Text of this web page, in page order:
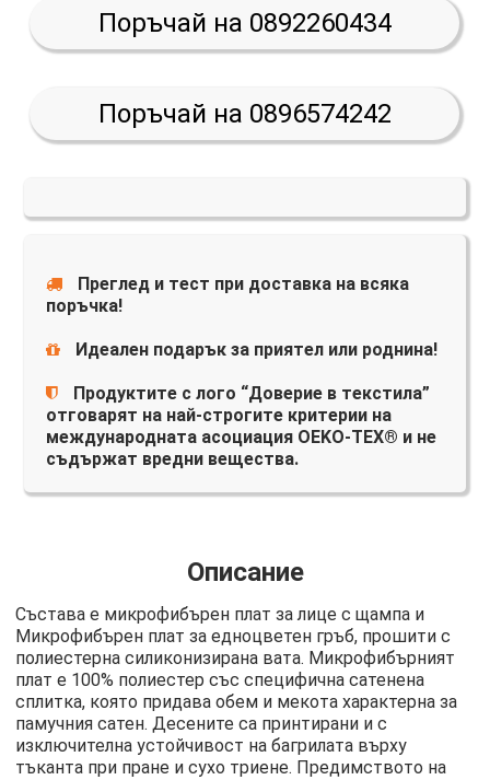
Поръчай на 0892260434
Поръчай на 0896574242
Преглед и тест при доставка на всяка
поръчка!
Идеален подарък за приятел или роднина!
Продуктите с лого “Доверие в текстила”
отговарят на най-строгите критерии на
международната асоциация OEKO-TEX® и не
съдържат вредни вещества.
Описание
Състава е микрофибърен плат за лице с щампа и
Микрофибърен плат за едноцветен гръб, прошити с
полиестерна силиконизирана вата. Микрофибърният
плат е 100% полиестер със специфична сатенена
сплитка, която придава обем и мекота характерна за
памучния сатен. Десените са принтирани и с
изключителна устойчивост на багрилата върху
тъканта при пране и сухо триене. Предимството на